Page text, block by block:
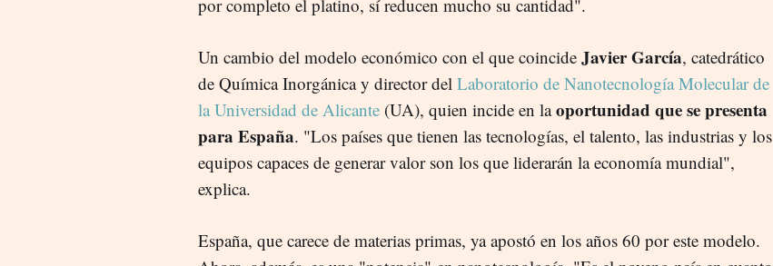
por completo el platino, sí reducen mucho su cantidad".
Un cambio del modelo económico con el que coincide Javier García, catedrático
de Química Inorgánica y director del Laboratorio de Nanotecnología Molecular de
la Universidad de Alicante (UA), quien incide en laoportunidad que se presenta
para España. "Los países que tienen las tecnologías, el talento, las industrias y los
equipos capaces de generar valor son los que liderarán la economía mundial",
explica.
España, que carece de materias primas, ya apostó en los años 60 por este modelo.